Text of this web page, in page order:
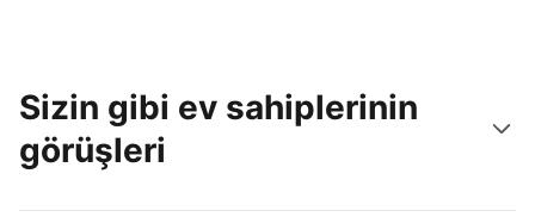
Sizin gibi ev sahiplerinin
görüşleri